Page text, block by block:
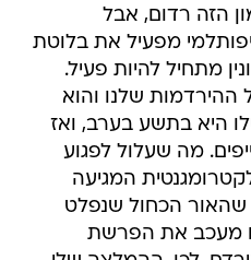
הזה רדום, אבל
מפעיל את בלוטת
מתחיל להיות פעיל.
ההירדמות שלנו והוא
היא בתשע בערב, ואז
מה שעלול לפגוע
המגיעה
הכחול שנפלט
מעכב את הפרשת